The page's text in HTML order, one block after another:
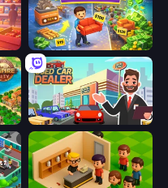
Furniture Master: Idle Tycoon
Used Car Dealer Tycoon